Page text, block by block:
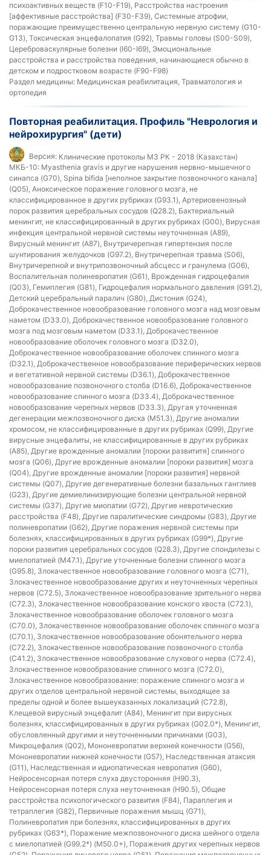
психоактивных веществ (F10-F19), Расстройства настроения
[аффективные расстройства] (F30-F39), Системные атрофии,
поражающие преимущественно центральную нервную систему (G10-
G13), Токсическая энцефалопатия (G92), Травмы головы (S00-S09),
Цереброваскулярные болезни (I60-I69), Эмоциональные
расстройства и расстройства поведения, начинающиеся обычно в
детском и подростковом возрасте (F90-F98)
Раздел медицины: Медицинская реабилитация, Травматология и
ортопедия
Повторная реабилитация. Профиль "Неврология и
нейрохирургия" (дети)
Версия: Клинические протоколы МЗ РК - 2018 (Казахстан)
МКБ-10: Myasthenia gravis и другие нарушения нервно-мышечного
синапса (G70), Spina bifida [неполное закрытие позвоночного канала]
(Q05), Аноксическое поражение головного мозга, не
классифицированное в других рубриках (G93.1), Артериовенозный
порок развития церебральных сосудов (Q28.2), Бактериальный
менингит, не классифицированный в других рубриках (G00), Вирусная
инфекция центральной нервной системы неуточненная (A89),
Вирусный менингит (A87), Внутричерепная гипертензия после
шунтирования желудочков (G97.2), Внутричерепная травма (S06),
Внутричерепной и внутрипозвоночный абсцесс и гранулема (G06),
Воспалительная полиневропатия (G61), Врожденная гидроцефалия
(Q03), Гемиплегия (G81), Гидроцефалия нормального давления (G91.2),
Детский церебральный паралич (G80), Дистония (G24),
Доброкачественное новообразование головного мозга над мозговым
наметом (D33.0), Доброкачественное новообразование головного
мозга под мозговым наметом (D33.1), Доброкачественное
новообразование оболочек головного мозга (D32.0),
Доброкачественное новообразование оболочек спинного мозга
(D32.1), Доброкачественное новообразование периферических нервов
и вегетативной нервной системы (D36.1), Доброкачественное
новообразование позвоночного столба (D16.6), Доброкачественное
новообразование спинного мозга (D33.4), Доброкачественное
новообразование черепных нервов (D33.3), Другая уточненная
дегенерации межпозвоночного диска (M51.3), Другие аномалии
хромосом, не классифицированные в других рубриках (Q99), Другие
вирусные энцефалиты, не классифицированные в других рубриках
(A85), Другие врожденные аномалии [пороки развититя] спинного
мозга (Q06), Другие врожденные аномалии [пороки развития] мозга
(Q04), Другие врожденные аномалии [пороки развития] нервной
системы (Q07), Другие дегенеративные болезни базальных ганглиев
(G23), Другие демиелинизирующие болезни центральной нервной
системы (G37), Другие миопатии (G72), Другие невротические
расстройства (F48), Другие паралитические синдромы (G83), Другие
полиневропатии (G62), Другие поражения нервной системы при
болезнях, классифицированных в других рубриках (G99*), Другие
пороки развития церебральных сосудов (Q28.3), Другие спондилезы с
миелопатией (M47.1), Другие уточненные болезни спинного мозга
(G95.8), Злокачественное новообразование головного мозга (C71),
Злокачественное новообразование других и неуточненных черепных
нервов (C72.5), Злокачественное новообразование зрительного нерва
(C72.3), Злокачественное новообразование конского хвоста (C72.1),
Злокачественное новообразование оболочек головного мозга
(C70.0), Злокачественное новообразование оболочек спинного мозга
(C70.1), Злокачественное новообразование обонятельного нерва
(C72.2), Злокачественное новообразование позвоночного столба
(C41.2), Злокачественное новообразование слухового нерва (C72.4),
Злокачественное новообразование спинного мозга (C72.0),
Злокачественное новообразование: поражение спинного мозга и
других отделов центральной нервной системы, выходящее за
пределы одной и более вышеуказанных локализаций (C72.8),
Клещевой вирусный энцефалит (A84), Менингит при вирусных
болезнях, классифицированных в других рубриках (G02.0*), Менингит,
обусловленный другими и неуточненными причинами (G03),
Микроцефалия (Q02), Мононевропатии верхней конечности (G56),
Мононевропатии нижней конечности (G57), Наследственная атаксия
(G11), Наследственная и идиопатическая невропатия (G60),
Нейросенсорная потеря слуха двусторонняя (H90.3),
Нейросенсорная потеря слуха неуточненная (H90.5), Общие
расстройства психологического развития (F84), Параплегия и
тетраплегия (G82), Первичные поражения мышц (G71),
Полиневропатия при болезнях, классифицированных в других
рубриках (G63*), Поражение межпозвоночного диска шейного отдела
с миелопатией (G99.2*) (M50.0+), Поражения других черепных нервов